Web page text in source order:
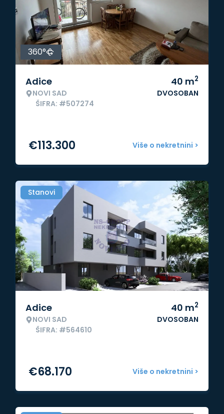
360°
Adice
NOVI SAD
ŠIFRA: #507274
40 m2
DVOSOBAN
Više o nekretnini >
€113.300
Stanovi
Adice
NOVI SAD
ŠIFRA: #564610
40 m2
DVOSOBAN
Više o nekretnini >
€68.170